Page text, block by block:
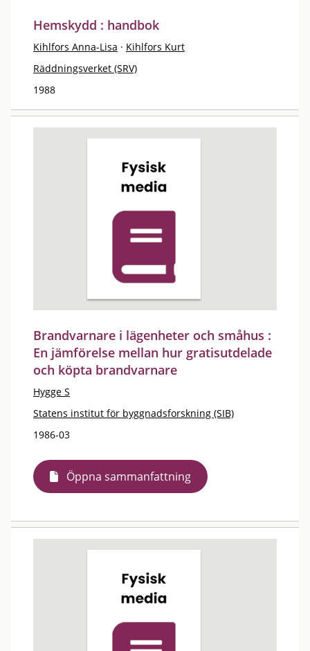
Hemskydd : handbok
Kihlfors Anna-Lisa · Kihlfors Kurt
Räddningsverket (SRV)
1988
Brandvarnare i lägenheter och småhus :
En jämförelse mellan hur gratisutdelade
och köpta brandvarnare
Hygge S
Statens institut för byggnadsforskning (SIB)
1986-03
Öppna sammanfattning